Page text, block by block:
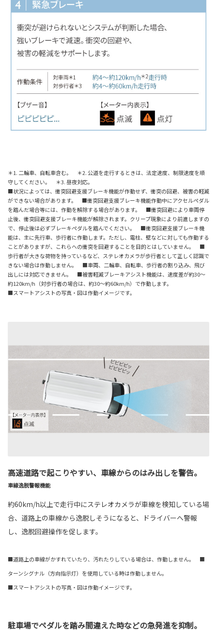
＊1. 二輪車、自転車含む。 ＊2. 公道を走行するときは、法定速度、制限速度を順
守してください。 ＊3. 昼夜対応。
■状況によっては、衝突回避支援ブレーキ機能が作動せず、衝突の回避、被害の軽減
ができない場合があります。 ■衝突回避支援ブレーキ機能作動中にアクセルペダル
を踏んだ場合等には、作動を解除する場合があります。 ■衝突回避により車両停
止後、衝突回避支援ブレーキ機能が解除されます。クリープ現象により前進しますの
で、停止後は必ずブレーキペダルを踏んでください。 ■衝突回避支援ブレーキ機
能は、主に先行車、歩行者に作動します。ただし、電柱、壁などに対しても作動する
ことがありますが、これらへの衝突を回避することを目的とはしていません。 ■
歩行者が大きな荷物を持っているなど、ステレオカメラが歩行者として正しく認識で
きない場合は作動しません。 ■車両、二輪車、自転車、歩行者の割り込み、飛び
出しには対応できません。 ■被害軽減ブレーキアシスト機能は、速度差が約30～
約120km/h（対歩行者の場合は、約30～約60km/h）で作動します。
■スマートアシストの写真・図は作動イメージです。
高速道路で起こりやすい、車線からのはみ出しを警告。
車線逸脱警報機能
約60km/h以上で走行中にステレオカメラが車線を検知している場
合、道路上の車線から逸脱しそうになると、ドライバーへ警報
し、逸脱回避操作を促します。
■道路上の車線がかすれていたり、汚れたりしている場合は、作動しません。 ■
ターンシグナル（方向指示灯）を使用している時は作動しません。
■スマートアシストの写真・図は作動イメージです。
駐車場でペダルを踏み間違えた時などの急発進を抑制。